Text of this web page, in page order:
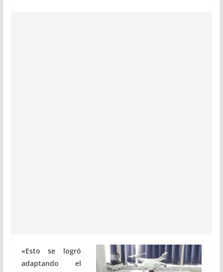
«Esto se logró
adaptando el